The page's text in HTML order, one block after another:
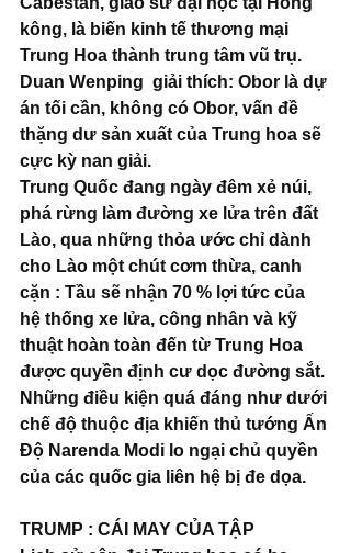
kông, là biến kinh tế thương mại
Trung Hoa thành trung tâm vũ trụ.
Duan Wenping  giải thích: Obor là dự
án tối cần, không có Obor, vấn đề
thặng dư sản xuất của Trung hoa sẽ
cực kỳ nan giải.
Trung Quốc đang ngày đêm xẻ núi,
phá rừng làm đường xe lửa trên đất
Lào, qua những thỏa ước chỉ dành
cho Lào một chút cơm thừa, canh
cặn : Tầu sẽ nhận 70 % lợi tức của
hệ thống xe lửa, công nhân và kỹ
thuật hoàn toàn đến từ Trung Hoa
được quyền định cư dọc đường sắt.
Những điều kiện quá đáng như dưới
chế độ thuộc địa khiến thủ tướng Ấn
Độ Narenda Modi lo ngại chủ quyền
của các quốc gia liên hệ bị đe dọa.
TRUMP : CÁI MAY CỦA TẬP